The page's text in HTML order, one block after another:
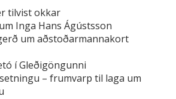
tilvist okkar
Inga Hans Ágústsson
um aðstoðarmannakort
í Gleðigöngunni
– frumvarp til laga um